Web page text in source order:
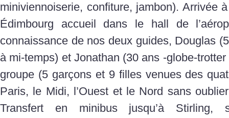
miniviennoiserie, confiture, jambon). Arrivée
Édimbourg accueil dans le hall de
connaissance de nos deux guides, Douglas
à mi-temps) et Jonathan (30 ans -globe-
groupe (5 garçons et 9 filles venues des
Paris, le Midi, l’Ouest et le Nord sans
Transfert en minibus jusqu’à Stirling,